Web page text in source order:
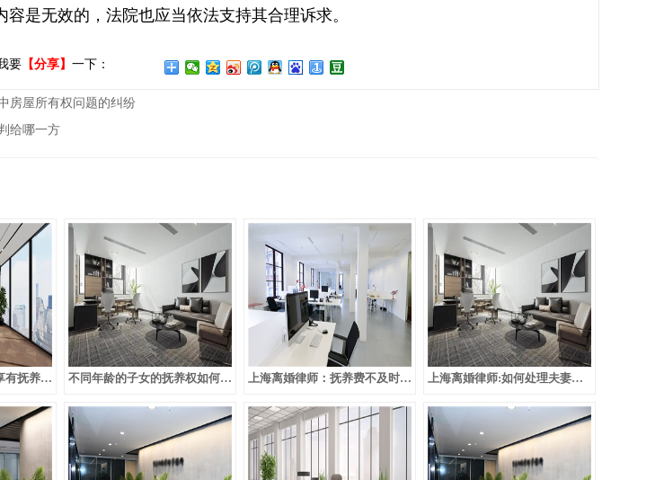
容是无效的，法院也应当依法支持其合理诉求。
要 【分享】 一下：
房屋所有权问题的纠纷
给哪一方
上海离婚律师：谁该享有抚养权？ 不同年龄的子女的抚养权如何处理 上海离婚律师：抚养费不及时给付怎么办 上海离婚律师:如何处理夫妻感情不和离婚及抚养权财产分割问题